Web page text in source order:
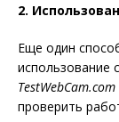
2.
Еще один
использование
TestWebCam.com
проверить